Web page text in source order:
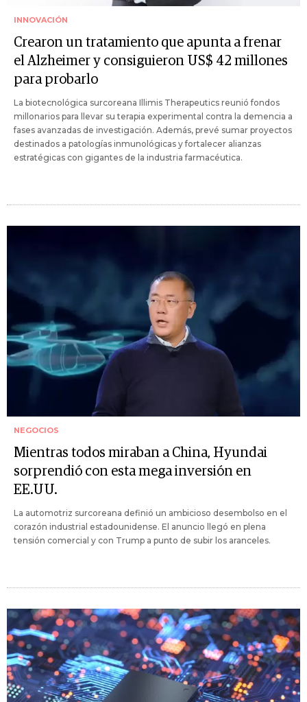
INNOVACIÓN
Crearon un tratamiento que apunta a frenar
el Alzheimer y consiguieron US$ 42 millones
para probarlo
La biotecnológica surcoreana Illimis Therapeutics reunió fondos
millonarios para llevar su terapia experimental contra la demencia a
fases avanzadas de investigación. Además, prevé sumar proyectos
destinados a patologías inmunológicas y fortalecer alianzas
estratégicas con gigantes de la industria farmacéutica.
NEGOCIOS
Mientras todos miraban a China, Hyundai
sorprendió con esta mega inversión en
EE.UU.
La automotriz surcoreana definió un ambicioso desembolso en el
corazón industrial estadounidense. El anuncio llegó en plena
tensión comercial y con Trump a punto de subir los aranceles.